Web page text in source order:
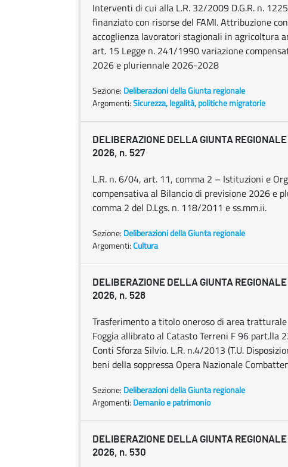
Interventi di cui alla L.R. 32/2009 D.G.R. n.
finanziato con risorse del FAMI. Attribuzione
accoglienza lavoratori stagionali in agricoltura
art. 15 Legge n. 241/1990 variazione
2026 e pluriennale 2026-2028
Sezione: Deliberazioni della Giunta regionale
Argomenti:Sicurezza, legalità, politiche migratorie
DELIBERAZIONE DELLA GIUNTA
2026, n. 527
L.R. n. 6/04, art. 11, comma 2 – Istituzioni e
compensativa al Bilancio di previsione 2026 e
comma 2 del D.Lgs. n. 118/2011 e ss.mm.ii.
Sezione: Deliberazioni della Giunta regionale
Argomenti:Cultura
DELIBERAZIONE DELLA GIUNTA
2026, n. 528
Trasferimento a titolo oneroso di area
Foggia allibrato al Catasto Terreni F 96
Conti Sforza Silvio. L.R. n.4/2013 (T.U.
beni della soppressa Opera Nazionale
Sezione: Deliberazioni della Giunta regionale
Argomenti: Demanio e patrimonio
DELIBERAZIONE DELLA GIUNTA
2026, n. 530